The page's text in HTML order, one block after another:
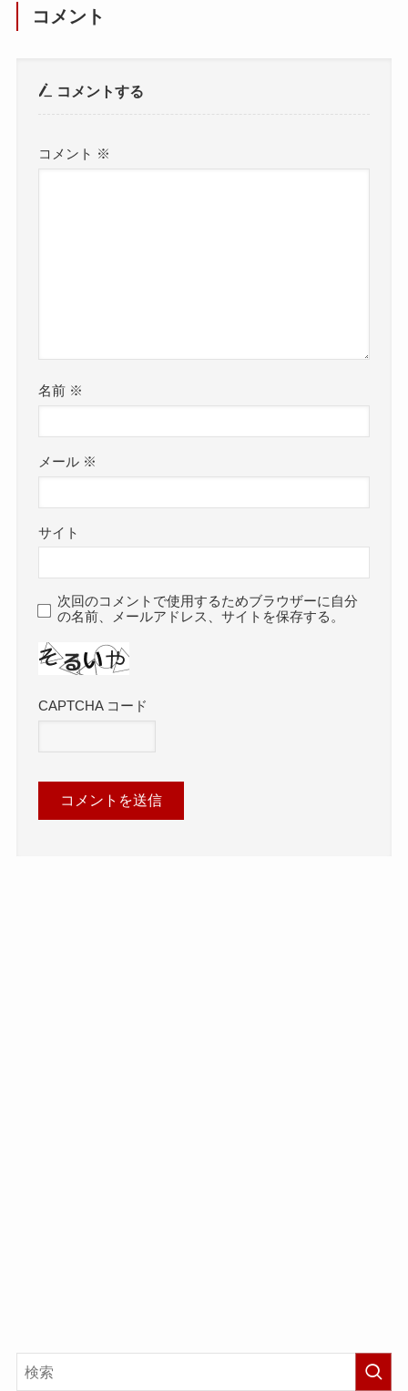
コメント
コメントする
コメント ※
名前 ※
メール ※
サイト
次回のコメントで使用するためブラウザーに自分
の名前、メールアドレス、サイトを保存する。
CAPTCHA コード